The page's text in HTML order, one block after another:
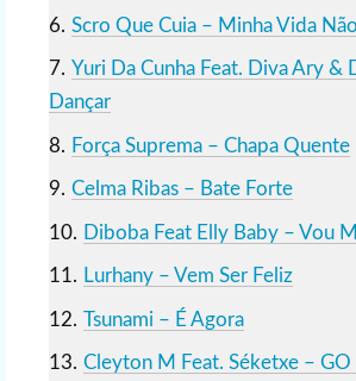
Scro Que Cuia – Minha Vida
Yuri Da Cunha Feat. Diva Ary &
Dançar
Força Suprema – Chapa Quente
Celma Ribas – Bate Forte
Diboba Feat Elly Baby – Vou
Lurhany – Vem Ser Feliz
Tsunami – É Agora
Cleyton M Feat. Séketxe – GO